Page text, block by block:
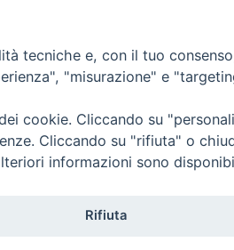
24
tecniche e, con il tuo
"misurazione" e
cookie. Cliccando su
Cliccando su "rifiuta" o
informazioni sono
Rifiuta